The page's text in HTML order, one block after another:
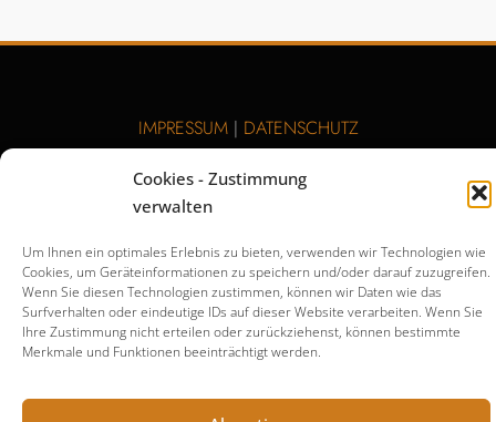
Cookies - Zustimmung
verwalten
Um Ihnen ein optimales Erlebnis zu bieten, verwenden wir Technologien wie
Cookies, um Geräteinformationen zu speichern und/oder darauf zuzugreifen.
Wenn Sie diesen Technologien zustimmen, können wir Daten wie das
Surfverhalten oder eindeutige IDs auf dieser Website verarbeiten. Wenn Sie
Ihre Zustimmung nicht erteilen oder zurückziehenst, können bestimmte
Merkmale und Funktionen beeinträchtigt werden.
IMPRESSUM| DATENSCHUTZ
gefördert durch: